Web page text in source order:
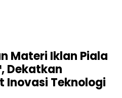
Materi Iklan Piala
Dekatkan
Inovasi Teknologi